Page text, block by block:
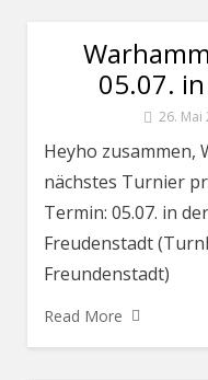
05.07.
26. Mai
Heyho zusammen,
nächstes Turnier
Termin: 05.07. in
Freudenstadt
Freundenstadt)
Read More